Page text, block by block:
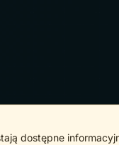
dostępne